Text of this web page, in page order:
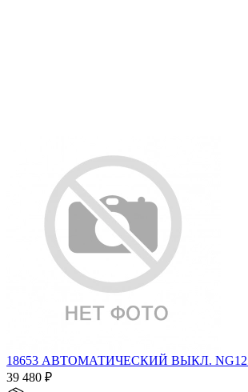
18653 АВТОМАТИЧЕСКИЙ ВЫКЛ.
39 480 ₽